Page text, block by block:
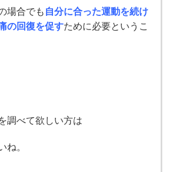
場合でも 自分に合った運動を続け
の回復を促すために必要というこ
調べて欲しい方は
ね。